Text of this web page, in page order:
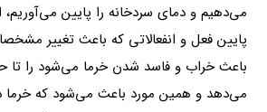
می‌دهیم و دمای سردخانه را پایین
پایین فعل و انفعالاتی که باعث تغییر
باعث خراب و فاسد شدن خرما می‌شود را تا
می‌دهد و همین مورد باعث می‌شود که خرما